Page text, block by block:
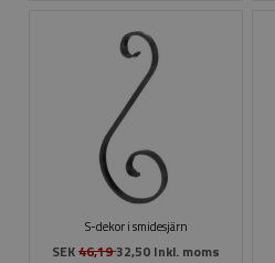
S-dekor i smidesjärn
SEK46,1932,50 Inkl. moms